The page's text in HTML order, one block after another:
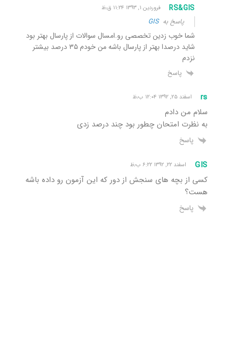
RS&GIS فروردین ۱, ۱۳۹۳ ۱۱:۲۴ ق٫ظ
پاسخ بهGIS
شما خوب زدین تخصصی رو.امسال سوالات از پارسال بهتر بود
شاید درصدا بهتر از پارسال باشه من خودم ۳۵ درصد بیشتر
نزدم
پاسخ
rs اسفند ۲۵, ۱۳۹۲ ۱۲:۰۴ ب٫ظ
سلام من دادم
به نظرت امتحان چطور بود چند درصد زدی
پاسخ
GIS اسفند ۲۲, ۱۳۹۲ ۶:۲۲ ب٫ظ
کسی از بچه های سنجش از دور که این آزمون رو داده باشه
هست؟
پاسخ